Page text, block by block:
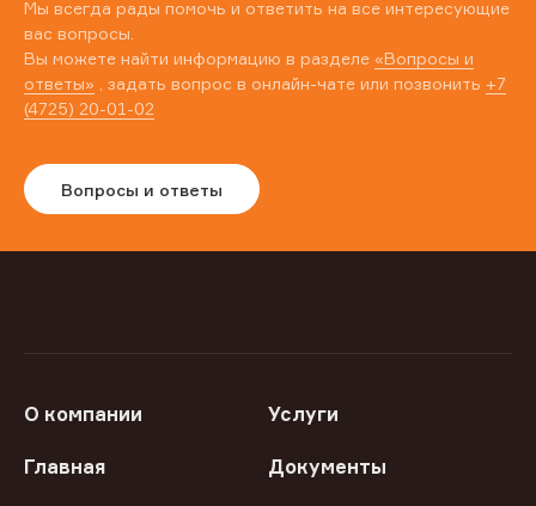
Мы всегда рады помочь и ответить на все интересующие
вас вопросы.
Вы можете найти информацию в разделе «Вопросы и
ответы» , задать вопрос в онлайн-чате или позвонить +7
(4725) 20-01-02
Вопросы и ответы
О компании Услуги
Главная Документы